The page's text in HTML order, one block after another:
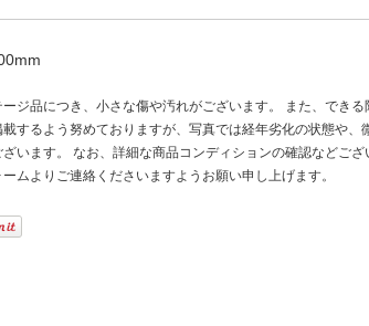
ジ品につき、小さな傷や汚れがございます。 また、できる
するよう努めておりますが、写真では経年劣化の状態や、
います。 なお、詳細な商品コンディションの確認などござ
ムよりご連絡くださいますようお願い申し上げます。